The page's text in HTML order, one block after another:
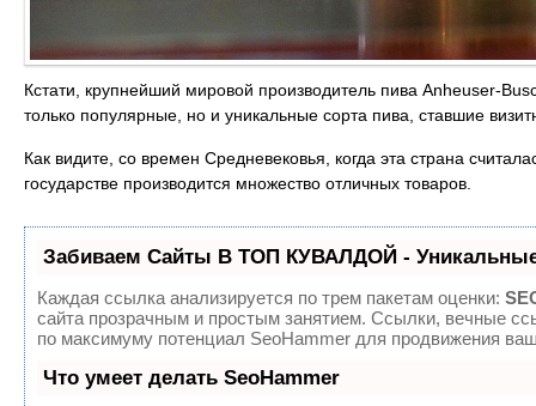
Кстати, крупнейший мировой производитель пива Anheuser-
только популярные, но и уникальные сорта пива, ставшие
Как видите, со времен Средневековья, когда эта страна
государстве производится множество отличных товаров.
Забиваем Сайты В ТОП КУВАЛДОЙ - Уникальные
Каждая ссылка анализируется по трем пакетам оценки:
сайта прозрачным и простым занятием. Ссылки, вечные
по максимуму потенциал SeoHammer для продвижения
Что умеет делать SeoHammer